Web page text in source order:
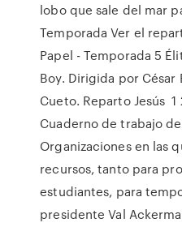
lobo que sale del mar
Temporada Ver el
Papel - Temporada 5
Boy. Dirigida por César
Cueto. Reparto Jesús 1
Cuaderno de trabajo
Organizaciones en las
recursos, tanto para
estudiantes, para
presidente Val